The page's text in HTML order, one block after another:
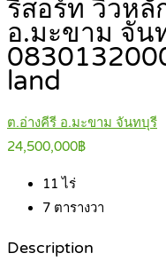
รีสอร์ท วิวหลั
อ.มะขาม จัน
land
ต.อ่างคีรี อ.มะขาม จันทบุรี
24,500,000฿
11 ไร่
7 ตารางวา
Description